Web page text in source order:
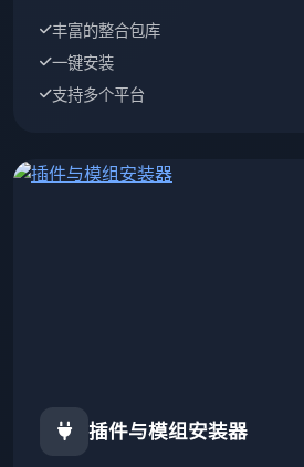
丰富的整合包库
一键安装
支持多个平台
插件与模组安装器